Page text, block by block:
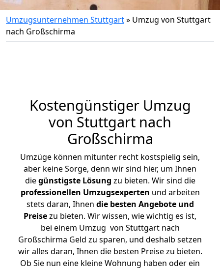
Umzugsunternehmen Stuttgart» Umzug von Stuttgart
nach Großschirma
Kostengünstiger Umzug
von Stuttgart nach
Großschirma
Umzüge können mitunter recht kostspielig sein,
aber keine Sorge, denn wir sind hier, um Ihnen
diegünstigste Lösung zu bieten. Wir sind die
professionellen Umzugsexperten und arbeiten
stets daran, Ihnen die besten Angebote und
Preisezu bieten. Wir wissen, wie wichtig es ist,
bei einem Umzug von Stuttgart nach
Großschirma Geld zu sparen, und deshalb setzen
wir alles daran, Ihnen die besten Preise zu bieten.
Ob Sie nun eine kleine Wohnung haben oder ein